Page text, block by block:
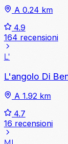
A 0.24 km
4.9
164 recensioni
L'
L'angolo Di
A 1.92 km
4.7
16 recensioni